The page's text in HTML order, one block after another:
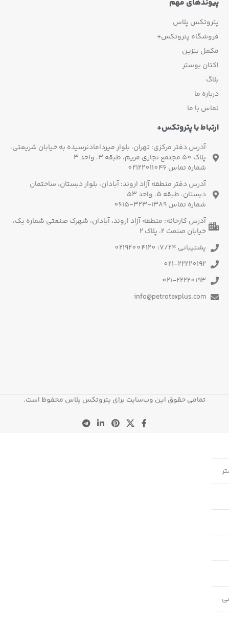
مهم
پلاس
پتروتکس+
بنزین
بوستر
ما
با ما
با پتروتکس+
آدرس دفتر مرکزی: تهران، بلوار میردامادنرسیده به خیابان شریعتی،
پلاک 50 مجتمع تجاری مریم، طبقه 3، واحد 3
شماره تماس 02122011046
آدرس دفتر منطقه آزاد اروند: آبادان، بلوار دبستان، ساختمان
دبستان، طبقه 5، واحد 53
شماره تماس 1389-323-0615
آدرس کارخانه: منطقه آزاد اروند، آبادان، شهرک صنعتی شماره یک،
خیابان صنعت 2، پلاک 2
پشتیبانی 7/24: 02192004120
021-22220192
021-22220193
info@petrotexplus.com
تمامی حقوق این وب‌سایت برای پتروتکس پلاس محفوظ است.